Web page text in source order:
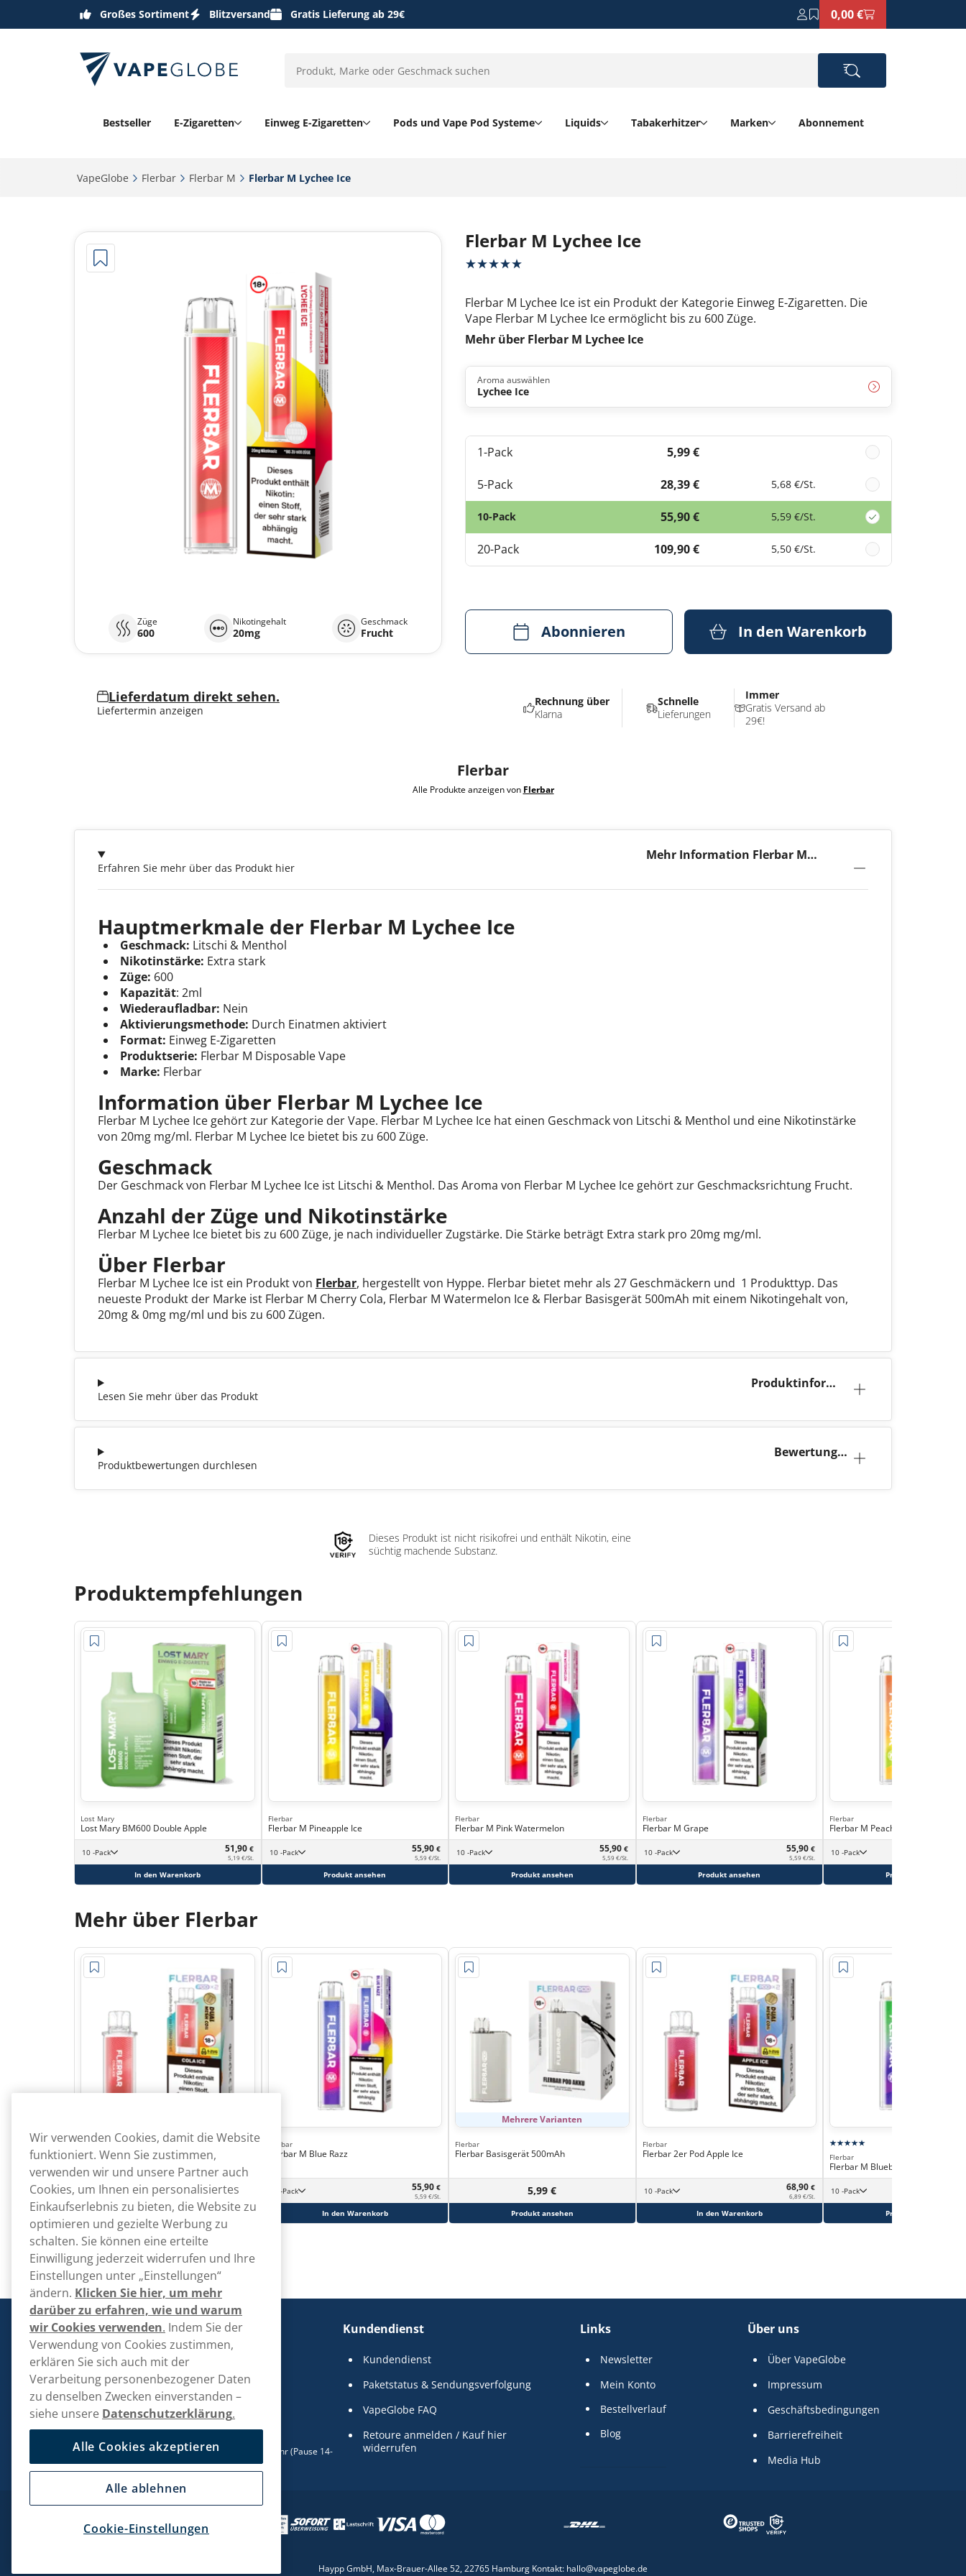
Großes Sortiment Blitzversand Gratis Lieferung ab 29€ 0,00 €
Bestseller E-Zigaretten Einweg E-Zigaretten Pods und Vape Pod Systeme Liquids Tabakerhitzer Marken Abonnement
VapeGlobe‎ Flerbar‎ Flerbar M‎ Flerbar M Lychee Ice‎
Flerbar M Lychee Ice
Flerbar M Lychee Ice ist ein Produkt der Kategorie Einweg E-Zigaretten. Die
Vape Flerbar M Lychee Ice ermöglicht bis zu 600 Züge.
Mehr über Flerbar M Lychee Ice
Züge
600
Nikotingehalt
20mg
Geschmack
Frucht
Aroma auswählen
Lychee Ice
1-Pack 5,99 €
5-Pack 28,39 € 5,68 €/St.
10-Pack 55,90 € 5,59 €/St.
20-Pack 109,90 € 5,50 €/St.
Abonnieren In den Warenkorb
Lieferdatum direkt sehen.
Liefertermin anzeigen
Mehr Information Flerbar M
Erfahren Sie mehr über das Produkt hier
Hauptmerkmale der Flerbar M Lychee Ice
Geschmack: Litschi & Menthol
Nikotinstärke: Extra stark
Züge: 600
Kapazität: 2ml
Wiederaufladbar: Nein
Aktivierungsmethode: Durch Einatmen aktiviert
Format: Einweg E-Zigaretten
Produktserie: Flerbar M Disposable Vape
Marke: Flerbar
Information über Flerbar M Lychee Ice
Flerbar M Lychee Ice gehört zur Kategorie der Vape. Flerbar M Lychee Ice hat einen Geschmack von Litschi & Menthol und eine Nikotinstärke
von 20mg mg/ml. Flerbar M Lychee Ice bietet bis zu 600 Züge.
Geschmack
Der Geschmack von Flerbar M Lychee Ice ist Litschi & Menthol. Das Aroma von Flerbar M Lychee Ice gehört zur Geschmacksrichtung Frucht.
Anzahl der Züge und Nikotinstärke
Flerbar M Lychee Ice bietet bis zu 600 Züge, je nach individueller Zugstärke. Die Stärke beträgt Extra stark pro 20mg mg/ml.
Über Flerbar
Flerbar M Lychee Ice ist ein Produkt von Flerbar, hergestellt von Hyppe. Flerbar bietet mehr als 27 Geschmäckern und 1 Produkttyp. Das
neueste Produkt der Marke ist Flerbar M Cherry Cola, Flerbar M Watermelon Ice & Flerbar Basisgerät 500mAh mit einem Nikotingehalt von,
20mg & 0mg mg/ml und bis zu 600 Zügen.
Produktinforma
Lesen Sie mehr über das Produkt
Bewertunge
Produktbewertungen durchlesen
Flerbar
Alle Produkte anzeigen von Flerbar
Rechnung über
Klarna
Schnelle
Lieferungen
Immer
Gratis Versand ab
29€!
Dieses Produkt ist nicht risikofrei und enthält Nikotin, eine
süchtig machende Substanz.
Produktempfehlungen
Lost Mary
Lost Mary BM600 Double Apple
10 -Pack 51,90 €
5,19 €/St.
In den Warenkorb
Flerbar
Flerbar M Pineapple Ice
10 -Pack 55,90 €
5,59 €/St.
Produkt ansehen
Flerbar
Flerbar M Pink Watermelon
10 -Pack 55,90 €
5,59 €/St.
Produkt ansehen
Flerbar
Flerbar M Grape
10 -Pack 55,90 €
5,59 €/St.
Produkt ansehen
Flerbar
Flerbar M Peach Ice
10 -Pack
Produkt ansehen
Mehr über Flerbar
Flerbar
Flerbar 2er Pod Cola Ice
10 -Pack 68,90
6,89 €/St.
In den Warenkorb
Flerbar
Flerbar M Blue Razz
10 -Pack 55,90 €
5,59 €/St.
In den Warenkorb
Mehrere Varianten
Flerbar
Flerbar Basisgerät 500mAh
5,99 €
Produkt ansehen
Flerbar
Flerbar 2er Pod Apple Ice
10 -Pack 68,90 €
6,89 €/St.
In den Warenkorb
Flerbar
Flerbar M Blueberry
10 -Pack
Produkt ansehen
VapeGlobe
Kontaktieren Sie uns!
hallo@vapeglobe.de
Mo/Di/Fr: 09-17 Uhr (Pause 12-13) Mi/Do: 10-19 Uhr (Pause 14-
15)
Kundendienst
Kundendienst
Paketstatus & Sendungsverfolgung
VapeGlobe FAQ
Retoure anmelden / Kauf hier
widerrufen
Links
Newsletter
Mein Konto
Bestellverlauf
Blog
Über uns
Über VapeGlobe
Impressum
Geschäftsbedingungen
Barrierefreiheit
Media Hub
Haypp GmbH, Max-Brauer-Allee 52, 22765 Hamburg Kontakt: hallo@vapeglobe.de
Wir verwenden Cookies, damit die Website
funktioniert. Wenn Sie zustimmen,
verwenden wir und unsere Partner auch
Cookies, um Ihnen ein personalisiertes
Einkaufserlebnis zu bieten, die Website zu
optimieren und gezielte Werbung zu
schalten. Sie können eine erteilte
Einwilligung jederzeit widerrufen und Ihre
Einstellungen unter „Einstellungen“
ändern. Klicken Sie hier, um mehr
darüber zu erfahren, wie und warum
wir Cookies verwenden. Indem Sie der
Verwendung von Cookies zustimmen,
erklären Sie sich auch mit der
Verarbeitung personenbezogener Daten
zu denselben Zwecken einverstanden –
siehe unsere Datenschutzerklärung.
Alle Cookies akzeptieren
Alle ablehnen
Cookie-Einstellungen